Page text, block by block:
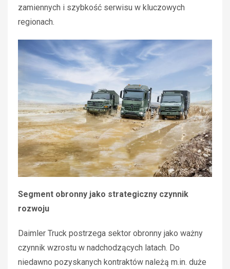
zamiennych i szybkość serwisu w kluczowych
regionach.
Segment obronny jako strategiczny czynnik
rozwoju
Daimler Truck postrzega sektor obronny jako ważny
czynnik wzrostu w nadchodzących latach. Do
niedawno pozyskanych kontraktów należą m.in. duże